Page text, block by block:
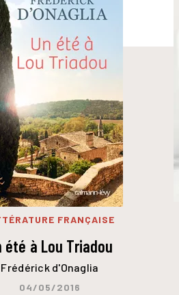
FRANÇAISE
été à Lou Triadou
Frédérick d'Onaglia
04/05/2016